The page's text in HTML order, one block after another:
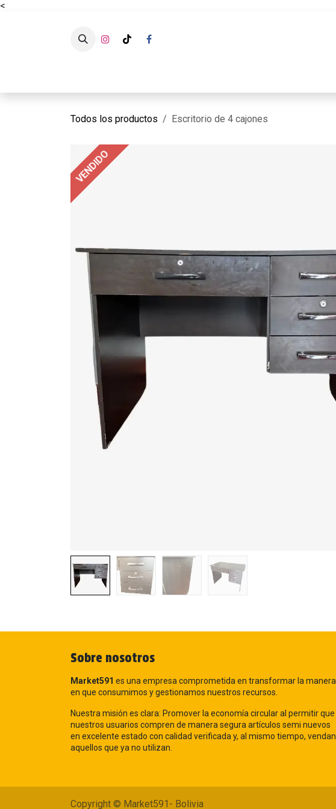
<
Todos los productos Escritorio de 4 cajones
VENDIDO
Sobre nosotros
Market591 es una empresa comprometida en transformar la manera
en que consumimos y gestionamos nuestros recursos.
Nuestra misión es clara: Promover la economía circular al permitir que
nuestros usuarios compren de manera segura artículos semi nuevos
en excelente estado con calidad verificada y, al mismo tiempo, vendan
aquellos que ya no utilizan.
Copyright © Market591- Bolivia